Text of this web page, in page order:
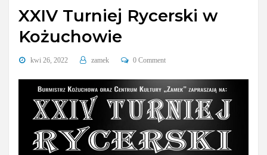
XXIV Turniej Rycerski w
Kożuchowie
kwi 26, 2022 zamek 0 Comment